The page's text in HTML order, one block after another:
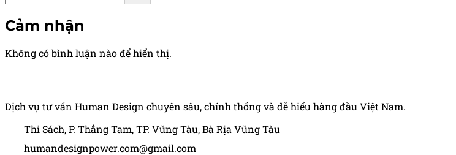
Cảm nhận
Không có bình luận nào để hiển thị.
Dịch vụ tư vấn Human Design chuyên sâu, chính thống và dễ hiểu hàng đầu Việt Nam.
Thi Sách, P. Thắng Tam, TP. Vũng Tàu, Bà Rịa Vũng Tàu
humandesignpower.com@gmail.com